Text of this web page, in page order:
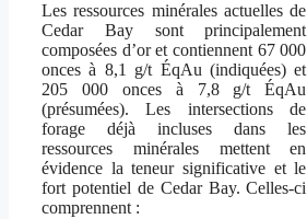
Les ressources minérales actuelles de
Cedar Bay sont principalement
composées d’or et contiennent 67 000
onces à 8,1 g/t ÉqAu (indiquées) et
205 000 onces à 7,8 g/t ÉqAu
(présumées). Les intersections de
forage déjà incluses dans les
ressources minérales mettent en
évidence la teneur significative et le
fort potentiel de Cedar Bay. Celles-ci
comprennent :